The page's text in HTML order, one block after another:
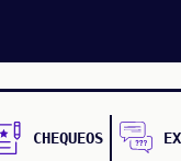
CHEQUEOS